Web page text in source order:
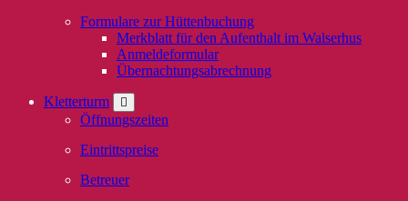
Formulare zur Hüttenbuchung
Merkblatt für den Aufenthalt im Walserhus
Anmeldeformular
Übernachtungsabrechnung
Kletterturm
Öffnungszeiten
Eintrittspreise
Betreuer